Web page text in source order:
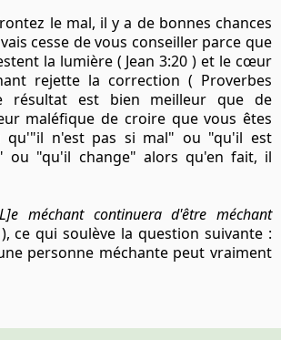
le mal, il y a de bonnes chances
cesse de vous conseiller parce que
la lumière ( Jean 3:20 ) et le cœur
rejette la correction ( Proverbes
résultat est bien meilleur que de
maléfique de croire que vous êtes
qu'"il n'est pas si mal" ou "qu'il est
ou "qu'il change" alors qu'en fait, il
méchant continuera d'être méchant
ce qui soulève la question suivante :
personne méchante peut vraiment